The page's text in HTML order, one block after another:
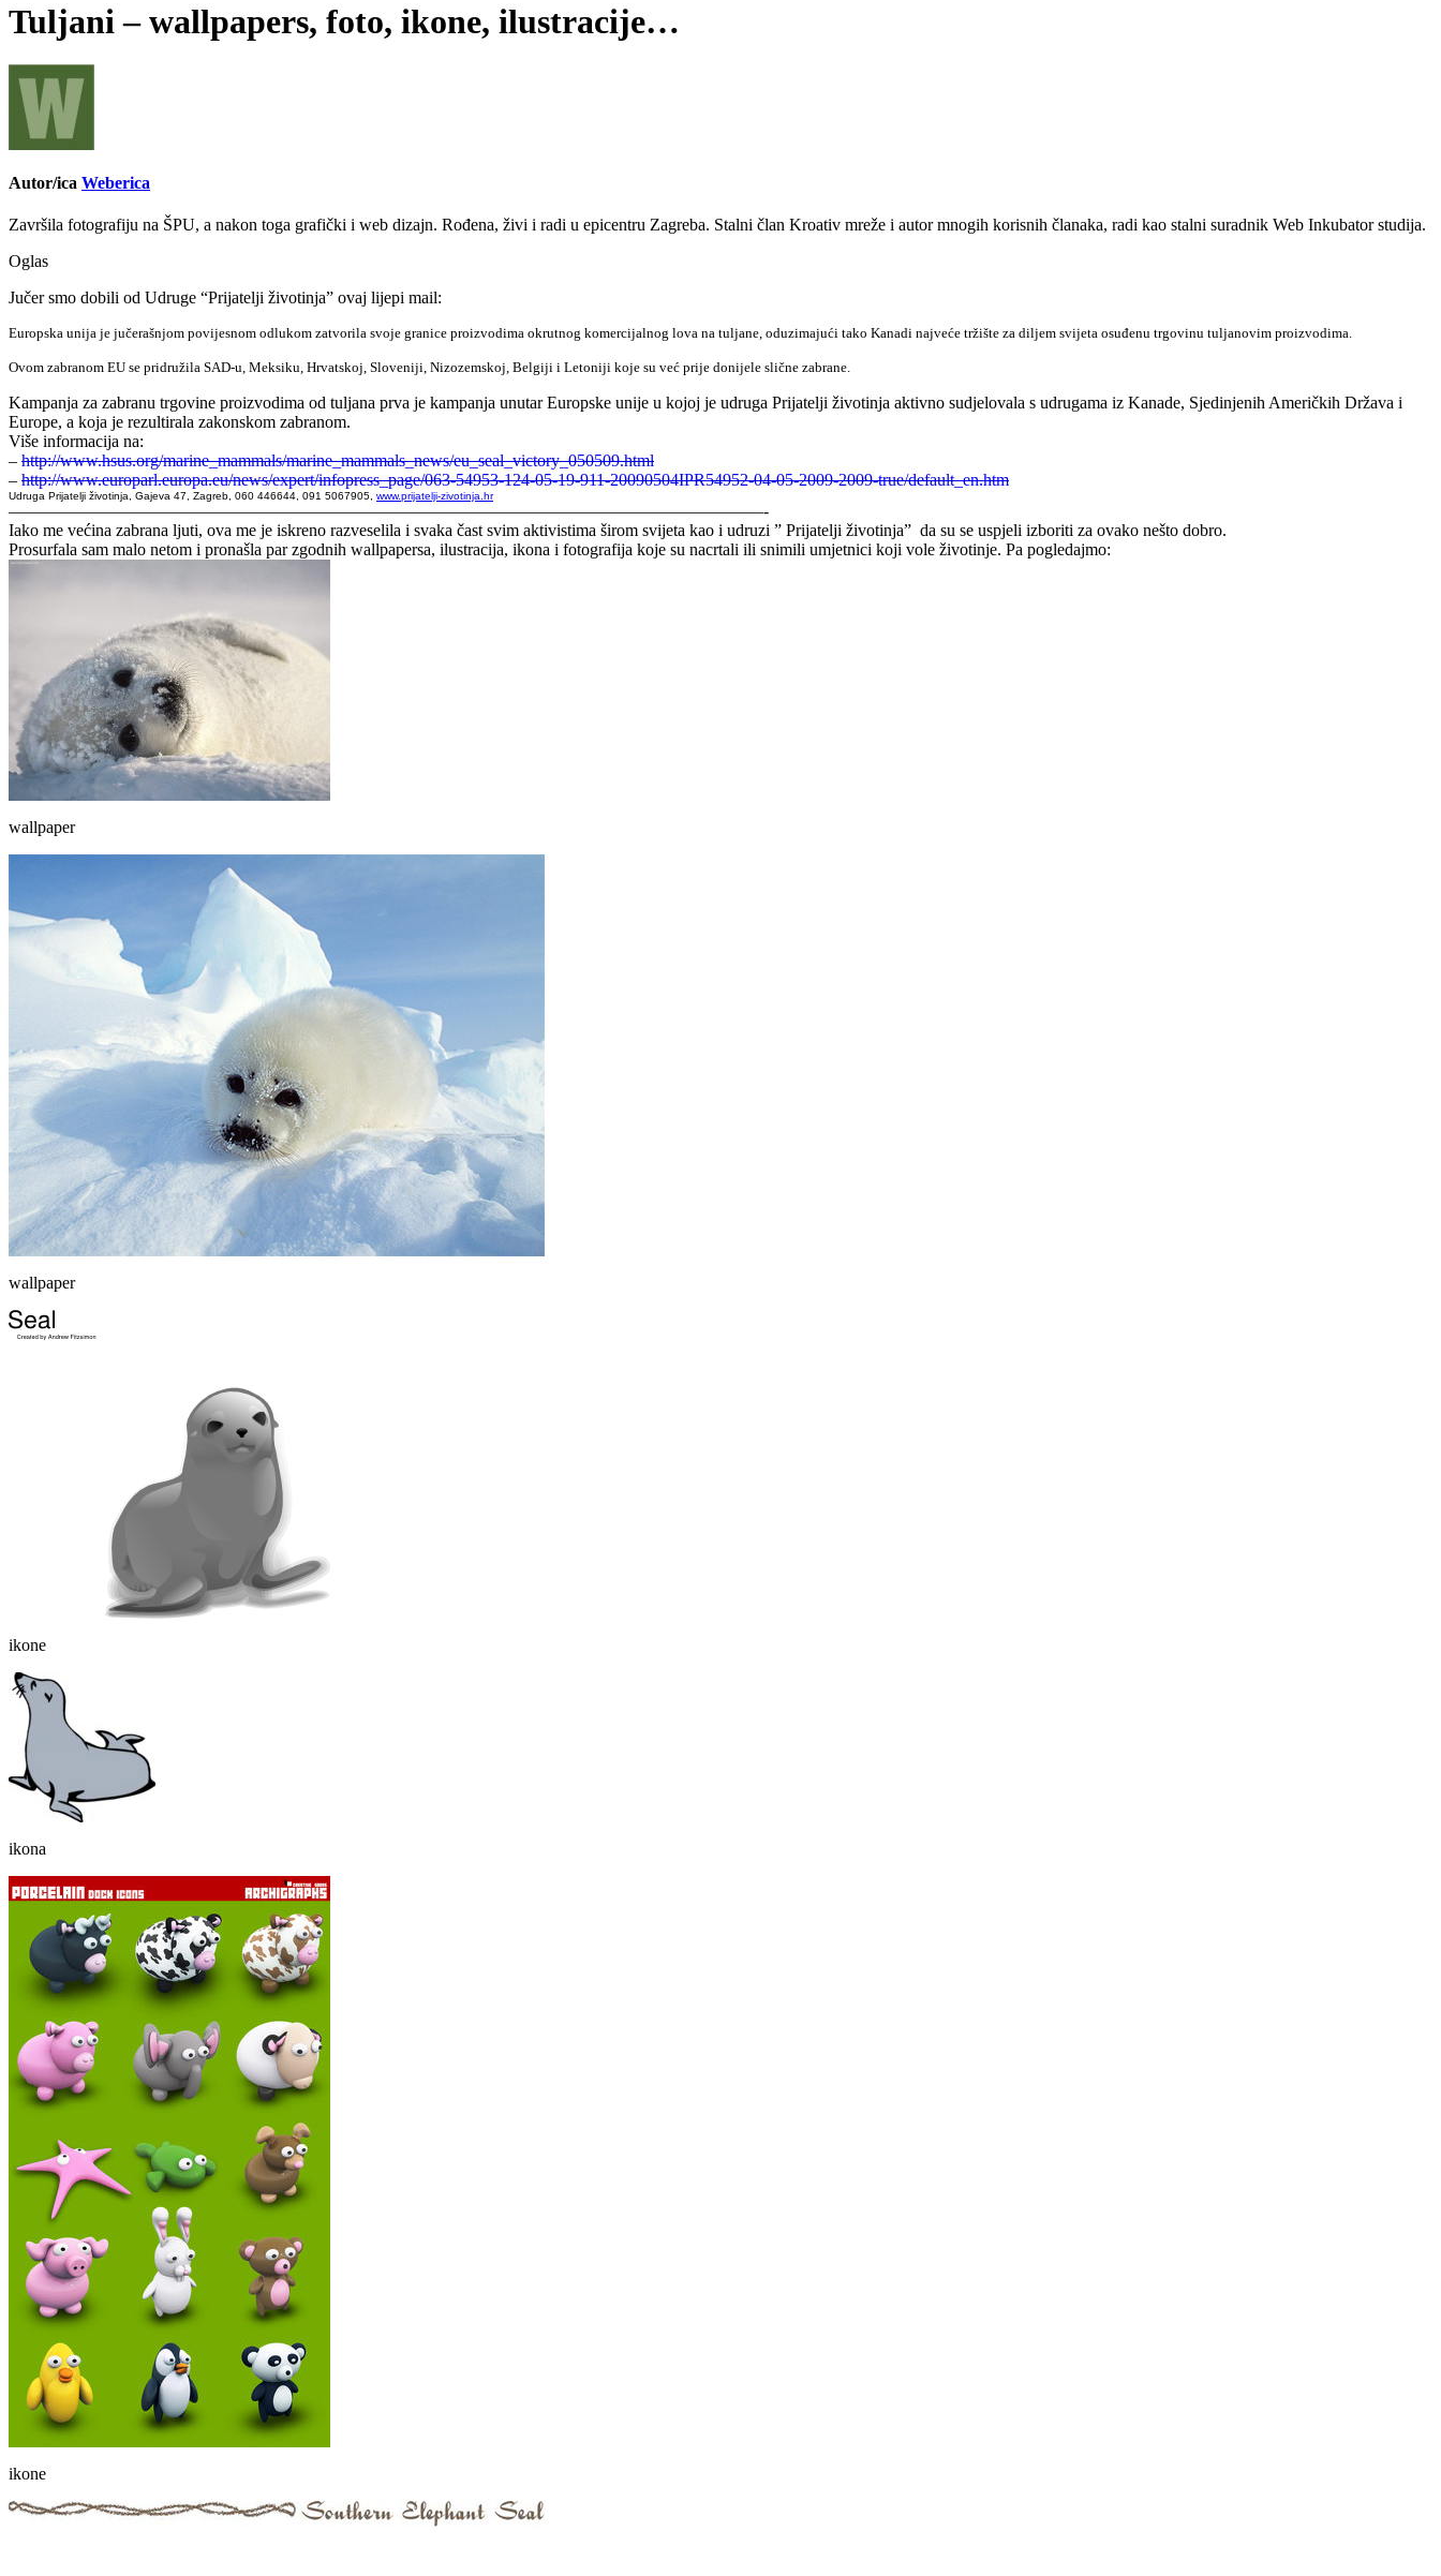
Tuljani – wallpapers, foto, ikone, ilustracije…
Autor/ica Weberica
Završila fotografiju na ŠPU, a nakon toga grafički i web dizajn. Rođena, živi i radi u epicentru Zagreba. Stalni član Kroativ mreže i autor mnogih korisnih članaka, radi kao stalni suradnik Web Inkubator studija.
Oglas
Jučer smo dobili od Udruge “Prijatelji životinja” ovaj lijepi mail:
Europska unija je jučerašnjom povijesnom odlukom zatvorila svoje granice proizvodima okrutnog komercijalnog lova na tuljane, oduzimajući tako Kanadi najveće tržište za diljem svijeta osuđenu trgovinu tuljanovim proizvodima.
Ovom zabranom EU se pridružila SAD-u, Meksiku, Hrvatskoj, Sloveniji, Nizozemskoj, Belgiji i Letoniji koje su već prije donijele slične zabrane.
Kampanja za zabranu trgovine proizvodima od tuljana prva je kampanja unutar Europske unije u kojoj je udruga Prijatelji životinja aktivno sudjelovala s udrugama iz Kanade, Sjedinjenih Američkih Država i
Europe, a koja je rezultirala zakonskom zabranom.
Više informacija na:
– http://www.hsus.org/marine_mammals/marine_mammals_news/eu_seal_victory_050509.html
– http://www.europarl.europa.eu/news/expert/infopress_page/063-54953-124-05-19-911-20090504IPR54952-04-05-2009-2009-true/default_en.htm
Udruga Prijatelji životinja, Gajeva 47, Zagreb, 060 446644, 091 5067905, www.prijatelji-zivotinja.hr
————————————————————————————————————————————-
Iako me većina zabrana ljuti, ova me je iskreno razveselila i svaka čast svim aktivistima širom svijeta kao i udruzi ” Prijatelji životinja” da su se uspjeli izboriti za ovako nešto dobro.
Prosurfala sam malo netom i pronašla par zgodnih wallpapersa, ilustracija, ikona i fotografija koje su nacrtali ili snimili umjetnici koji vole životinje. Pa pogledajmo:
wallpaper
wallpaper
ikone
ikona
ikone